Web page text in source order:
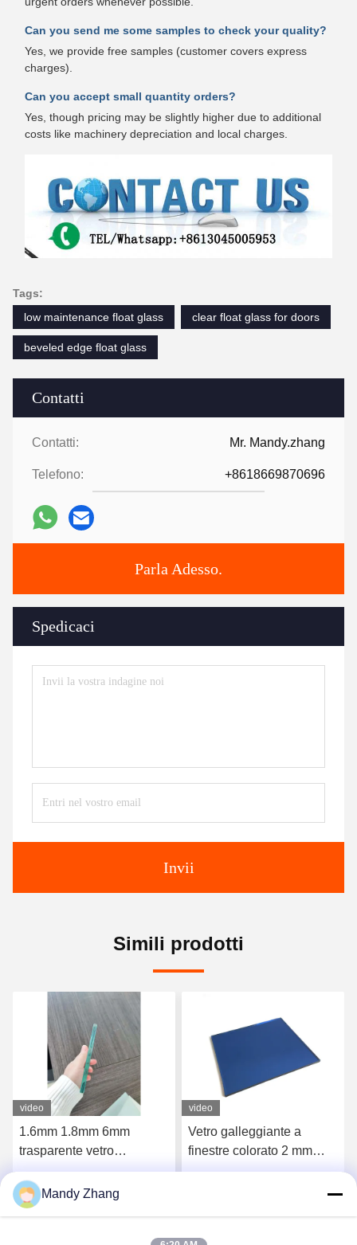
Contatti
Contatti: Mr. Mandy.zhang
Telefono: +8618669870696
Parla Adesso.
Spedicaci
Invii
Can you send me some samples to check your quality?
Yes, we provide free samples (customer covers express
charges).
Can you accept small quantity orders?
Yes, though pricing may be slightly higher due to additional
costs like machinery depreciation and local charges.
Tags:
low maintenance float glass
clear float glass for doors
beveled edge float glass
Simili prodotti
video
Vetro galleggiante a
finestre colorato 2 mm
vetro piatto trasparente
lamiera di vetro laminato
video
Vetro galleggiante
trasparente riflettente a
bassa tinta di ferro 1,5 mm
Mandy Zhang